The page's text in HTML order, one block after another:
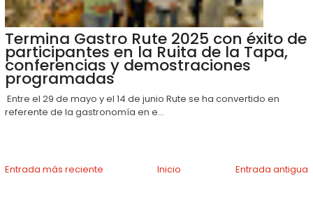
Termina Gastro Rute 2025 con éxito de
participantes en la Ruita de la Tapa,
conferencias y demostraciones
programadas
Entre el 29 de mayo y el 14 de junio Rute se ha convertido en
referente de la gastronomía en e...
Entrada más reciente Entrada antigua
Inicio